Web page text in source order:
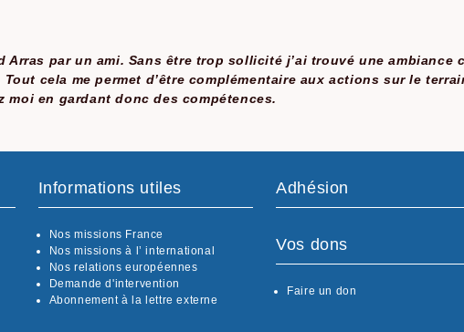
Arras par un ami. Sans être trop sollicité j’ai trouvé une
cela me permet d’être complémentaire aux actions sur le
moi en gardant donc des compétences.
Informations utiles
Nos missions France
Nos missions à l’ international
Nos relations européennes
Demande d'intervention
Abonnement à la lettre externe
Adhésion
Vos dons
Faire un don